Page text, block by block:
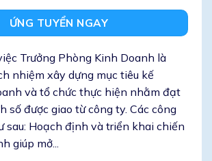
ỨNG TUYỂN NGAY
Trưởng Phòng Kinh Doanh là
nhiệm xây dựng mục tiêu kế
và tổ chức thực hiện nhằm đạt
số được giao từ công ty. Các công
sau: Hoạch định và triển khai chiến
giúp mở...